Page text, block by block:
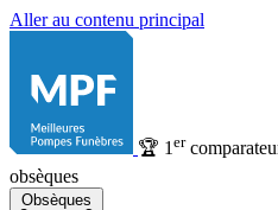
Aller au contenu principal
🏆 1 er
obsèques
Obsèques